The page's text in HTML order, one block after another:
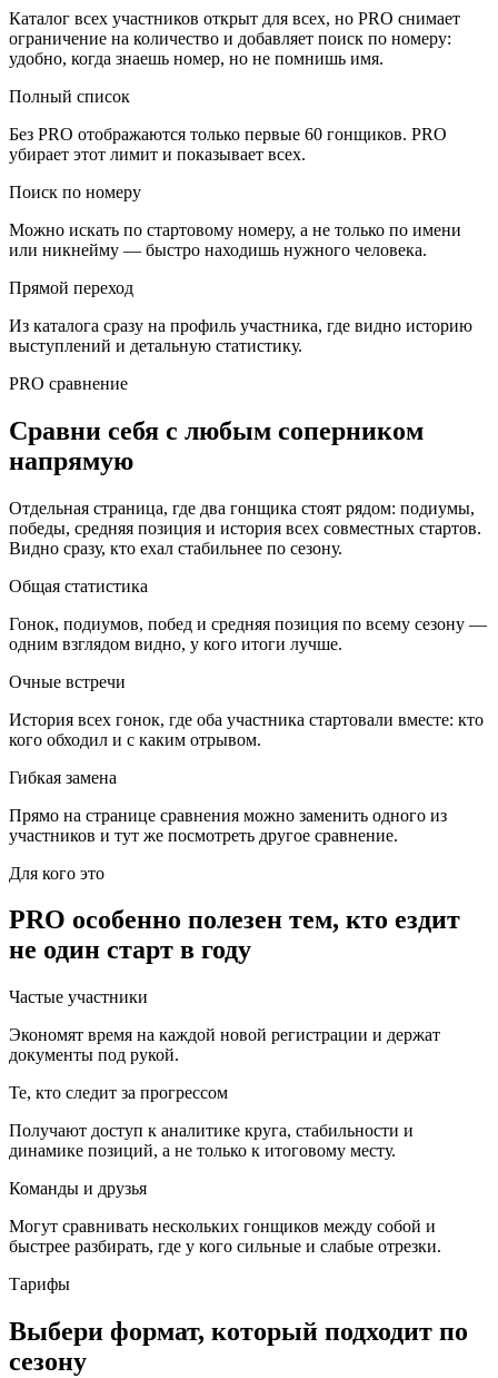
Каталог всех участников открыт для всех, но PRO снимает
ограничение на количество и добавляет поиск по номеру:
удобно, когда знаешь номер, но не помнишь имя.
Полный список
Без PRO отображаются только первые 60 гонщиков. PRO
убирает этот лимит и показывает всех.
Поиск по номеру
Можно искать по стартовому номеру, а не только по имени
или никнейму — быстро находишь нужного человека.
Прямой переход
Из каталога сразу на профиль участника, где видно историю
выступлений и детальную статистику.
PRO сравнение
Сравни себя с любым соперником
напрямую
Отдельная страница, где два гонщика стоят рядом: подиумы,
победы, средняя позиция и история всех совместных стартов.
Видно сразу, кто ехал стабильнее по сезону.
Общая статистика
Гонок, подиумов, побед и средняя позиция по всему сезону —
одним взглядом видно, у кого итоги лучше.
Очные встречи
История всех гонок, где оба участника стартовали вместе: кто
кого обходил и с каким отрывом.
Гибкая замена
Прямо на странице сравнения можно заменить одного из
участников и тут же посмотреть другое сравнение.
Для кого это
PRO особенно полезен тем, кто ездит
не один старт в году
Частые участники
Экономят время на каждой новой регистрации и держат
документы под рукой.
Те, кто следит за прогрессом
Получают доступ к аналитике круга, стабильности и
динамике позиций, а не только к итоговому месту.
Команды и друзья
Могут сравнивать нескольких гонщиков между собой и
быстрее разбирать, где у кого сильные и слабые отрезки.
Тарифы
Выбери формат, который подходит по
сезону